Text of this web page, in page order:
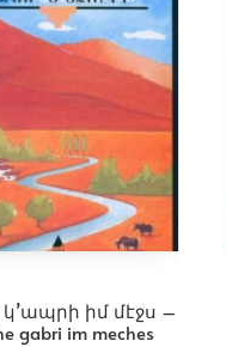
կ’ապրի իմ մէջս –
gabri im meches